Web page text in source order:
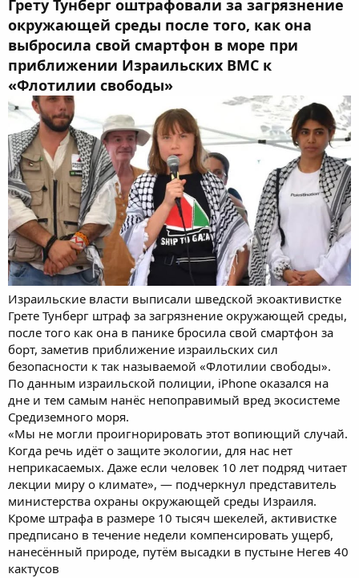
Грету Тунберг оштрафовали за загрязнение
окружающей среды после того, как она
выбросила свой смартфон в море при
приближении Израильских ВМС к
«Флотилии свободы»
Израильские власти выписали шведской экоактивистке
Грете Тунберг штраф за загрязнение окружающей среды,
после того как она в панике бросила свой смартфон за
борт, заметив приближение израильских сил
безопасности к так называемой «Флотилии свободы».
По данным израильской полиции, iPhone оказался на
дне и тем самым нанёс непоправимый вред экосистеме
Средиземного моря.
«Мы не могли проигнорировать этот вопиющий случай.
Когда речь идёт о защите экологии, для нас нет
неприкасаемых. Даже если человек 10 лет подряд читает
лекции миру о климате», — подчеркнул представитель
министерства охраны окружающей среды Израиля.
Кроме штрафа в размере 10 тысяч шекелей, активистке
предписано в течение недели компенсировать ущерб,
нанесённый природе, путём высадки в пустыне Негев 40
кактусов